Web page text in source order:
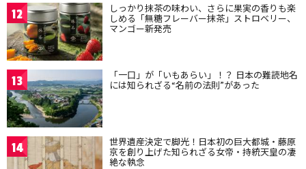
12 しっかり抹茶の味わい、さらに果実の香りも楽
しめる「無糖フレーバー抹茶」ストロベリー、
マンゴー新発売
13 「一口」が「いもあらい」！？ 日本の難読地名
には知られざる“名前の法則”があった
14 世界遺産決定で脚光！日本初の巨大都城・藤原
京を創り上げた知られざる女帝・持統天皇の凄
絶な執念